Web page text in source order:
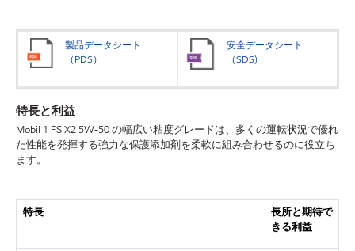
製品データシート
（PDS）
安全データシート
（SDS)
特長と利益
Mobil 1 FS X2 5W-50 の幅広い粘度グレードは、多くの運転状況で優れ
た性能を発揮する強力な保護添加剤を柔軟に組み合わせるのに役立ち
ます。
特長
長所と期待で
きる利益